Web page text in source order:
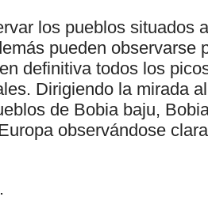
los pueblos situados
pueden observarse
definitiva todos los
Dirigiendo la mirada
de Bobia baju,
observándose